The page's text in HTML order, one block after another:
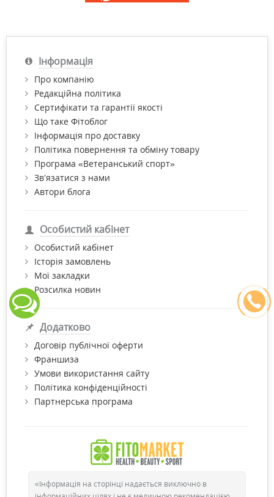
Інформація
Про компанію
Редакційна політика
Сертифікати та гарантії якості
Що таке Фітоблог
Інформація про доставку
Політика повернення та обміну товару
Програма «Ветеранський спорт»
Зв’язатися з нами
Автори блога
Особистий кабінет
Особистий кабінет
Історія замовлень
Мої закладки
Розсилка новин
Додатково
Договір публічної оферти
Франшиза
Умови використання сайту
Політика конфіденційності
Партнерська програма
«Інформація на сторінці надається виключно в